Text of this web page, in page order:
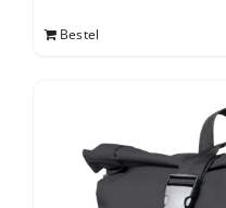
Bestel